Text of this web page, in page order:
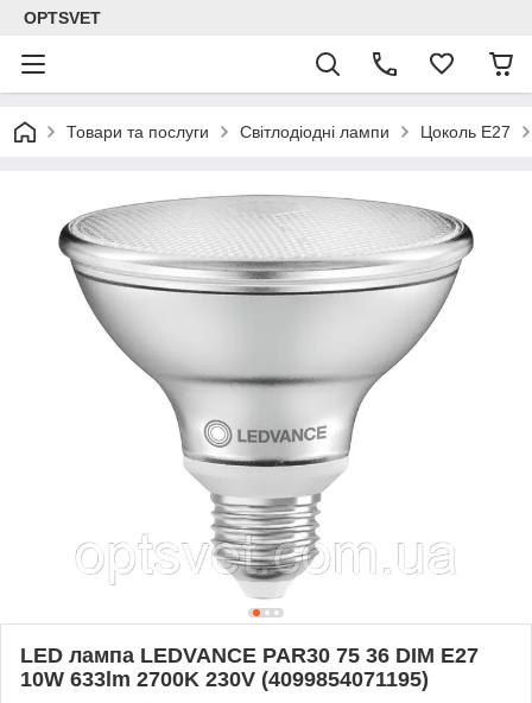
OPTSVET
Товари та послуги Світлодіодні лампи Цоколь E27
LED лампа LEDVANCE PAR30 75 36 DIM E27
10W 633lm 2700K 230V (4099854071195)